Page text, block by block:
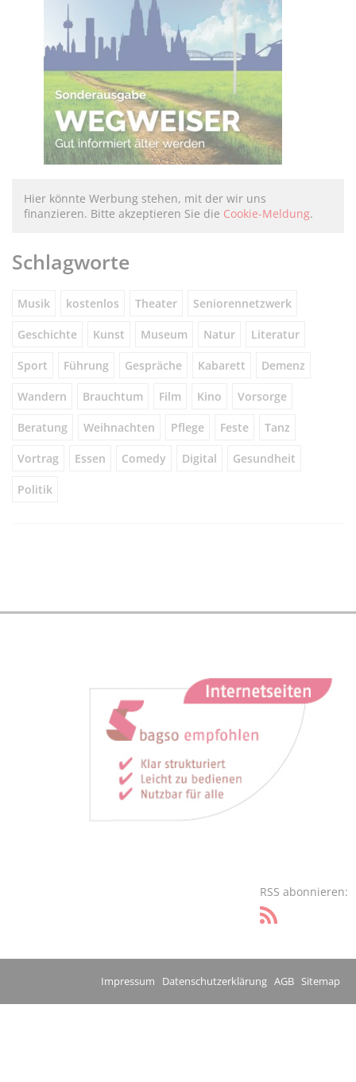
Hier könnte Werbung stehen, mit der wir uns
finanzieren. Bitte akzeptieren Sie die Cookie-Meldung.
Schlagworte
Musik kostenlos Theater Seniorennetzwerk
Geschichte Kunst Museum Natur Literatur
Sport Führung Gespräche Kabarett Demenz
Wandern Brauchtum Film Kino Vorsorge
Beratung Weihnachten Pflege Feste Tanz
Vortrag Essen Comedy Digital Gesundheit
Politik
RSS abonnieren:
Impressum Datenschutzerklärung AGB Sitemap